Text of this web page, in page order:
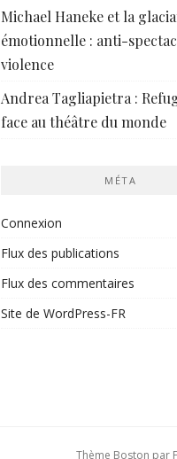
Michael Haneke et la
émotionnelle : anti-
violence
Andrea Tagliapietra :
face au théâtre du monde
MÉTA
Connexion
Flux des publications
Flux des commentaires
Site de WordPress-FR
Thème Boston par